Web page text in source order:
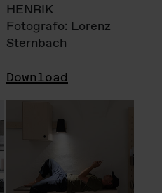
HENRIK
Fotografo: Lorenz
Sternbach
Download